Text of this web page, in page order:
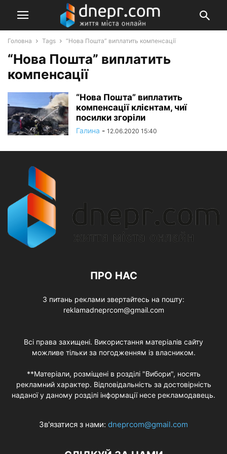
Головна Tags “Нова Пошта” виплатить компенсації
“Нова Пошта” виплатить
компенсації
“Нова Пошта” виплатить
компенсації клієнтам, чиї
посилки згоріли
Галина - 12.06.2020 15:40
ПРО НАС
З питань реклами звертайтесь на пошту:
reklamadneprcom@gmail.com
Всі права захищені. Використання матеріалів сайту
можливе тільки за погодженням із власником.
**Матеріали, розміщені в розділі "Вибори", носять
рекламний характер. Відповідальність за достовірність
наданої у даному розділі інформації несе рекламодавець.
Зв'язатися з нами: dneprcom@gmail.com